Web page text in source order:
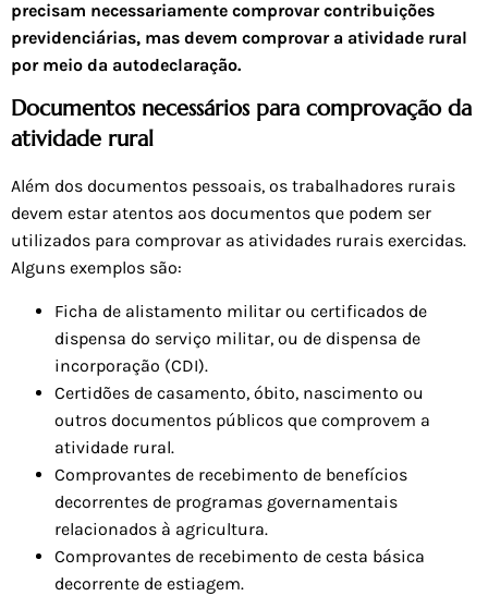
precisam necessariamente comprovar contribuições
previdenciárias, mas devem comprovar a atividade rural
por meio da autodeclaração.
Documentos necessários para comprovação da
atividade rural
Além dos documentos pessoais, os trabalhadores rurais
devem estar atentos aos documentos que podem ser
utilizados para comprovar as atividades rurais exercidas.
Alguns exemplos são:
Ficha de alistamento militar ou certificados de
dispensa do serviço militar, ou de dispensa de
incorporação (CDI).
Certidões de casamento, óbito, nascimento ou
outros documentos públicos que comprovem a
atividade rural.
Comprovantes de recebimento de benefícios
decorrentes de programas governamentais
relacionados à agricultura.
Comprovantes de recebimento de cesta básica
decorrente de estiagem.